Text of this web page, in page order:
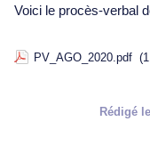
Voici le procès-verbal
PV_AGO_2020.pdf
Rédigé